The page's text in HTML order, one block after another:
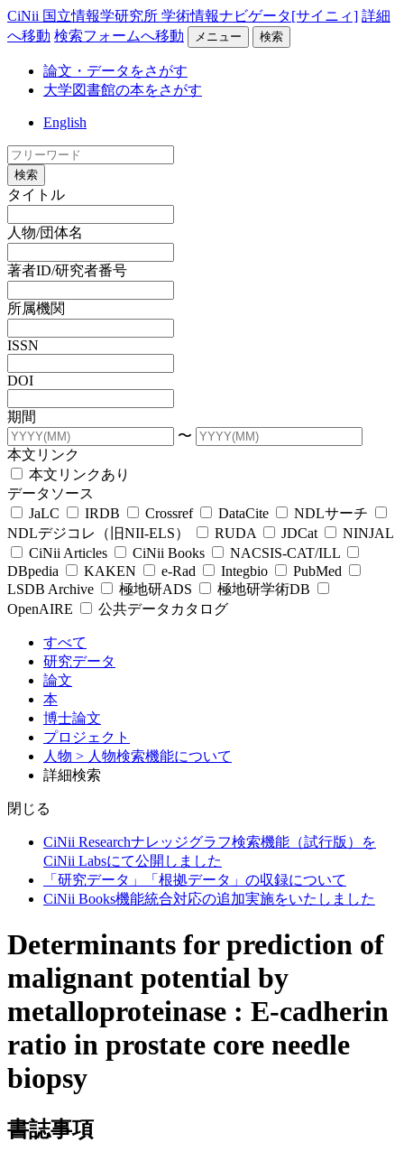
CiNii 国立情報学研究所 学術情報ナビゲータ[サイニィ] 詳細
へ移動 検索フォームへ移動 メニュー 検索
論文・データをさがす
大学図書館の本をさがす
English
検索
タイトル
人物/団体名
著者ID/研究者番号
所属機関
ISSN
DOI
期間
〜
本文リンク
本文リンクあり
データソース
JaLC
IRDB Crossref DataCite
NDLサーチ
NDLデジコレ（旧NII-ELS）
RUDA JDCat
NINJAL
CiNii Articles
CiNii Books
NACSIS-CAT/ILL
DBpedia
KAKEN e-Rad Integbio
PubMed
LSDB Archive
極地研ADS
極地研学術DB
OpenAIRE
公共データカタログ
すべて
研究データ
論文
本
博士論文
プロジェクト
人物 > 人物検索機能について
詳細検索
閉じる
CiNii Researchナレッジグラフ検索機能（試行版）を
CiNii Labsにて公開しました
「研究データ」「根拠データ」の収録について
CiNii Books機能統合対応の追加実施をいたしました
Determinants for prediction of
malignant potential by
metalloproteinase : E-cadherin
ratio in prostate core needle
biopsy
書誌事項